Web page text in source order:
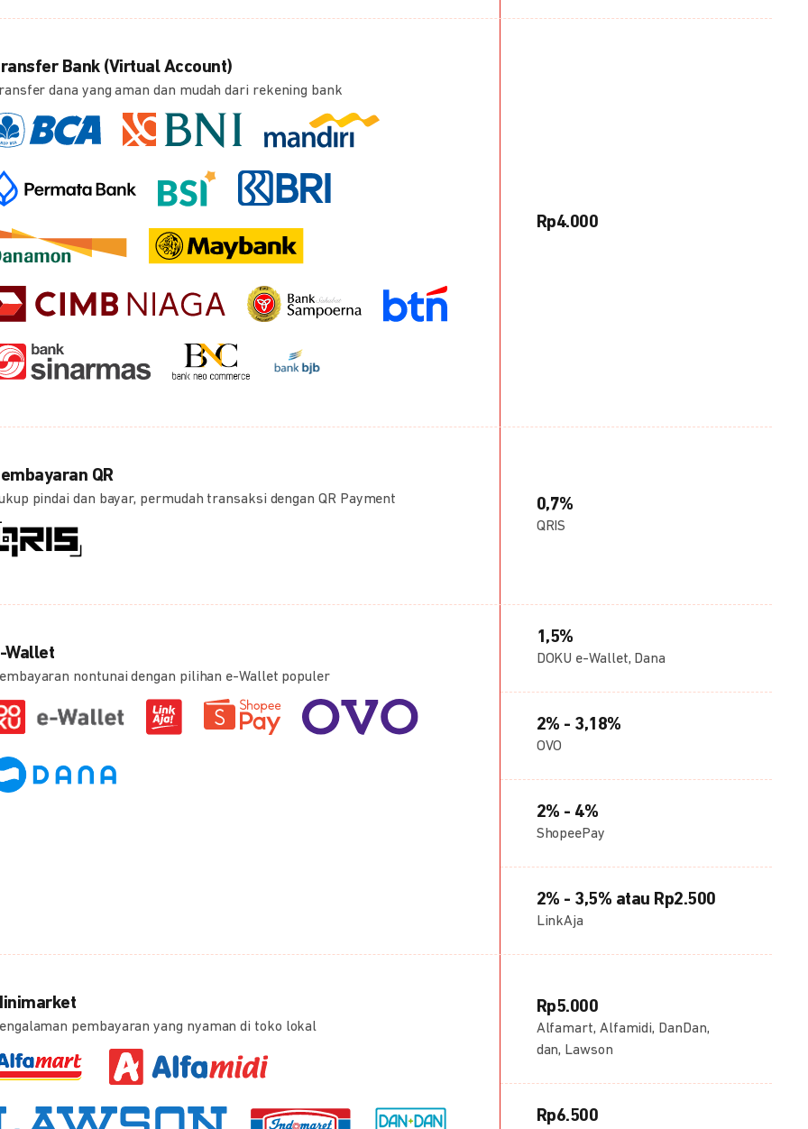
Bank (Virtual Account)
dana yang aman dan mudah dari rekening bank
Rp4.000
QR
pindai dan bayar, permudah transaksi dengan QR Payment 0,7%
QRIS
Wallet
nontunai dengan pilihan e-Wallet populer
1,5%
DOKU e-Wallet, Dana
2% - 3,18%
OVO
2% - 4%
ShopeePay
2% - 3,5% atau Rp2.500
LinkAja
pembayaran yang nyaman di toko lokal
Rp5.000
Alfamart, Alfamidi, DanDan,
dan, Lawson
Rp6.500